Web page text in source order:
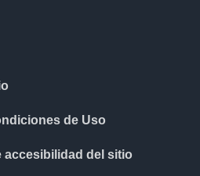
de Uso
accesibilidad del sitio